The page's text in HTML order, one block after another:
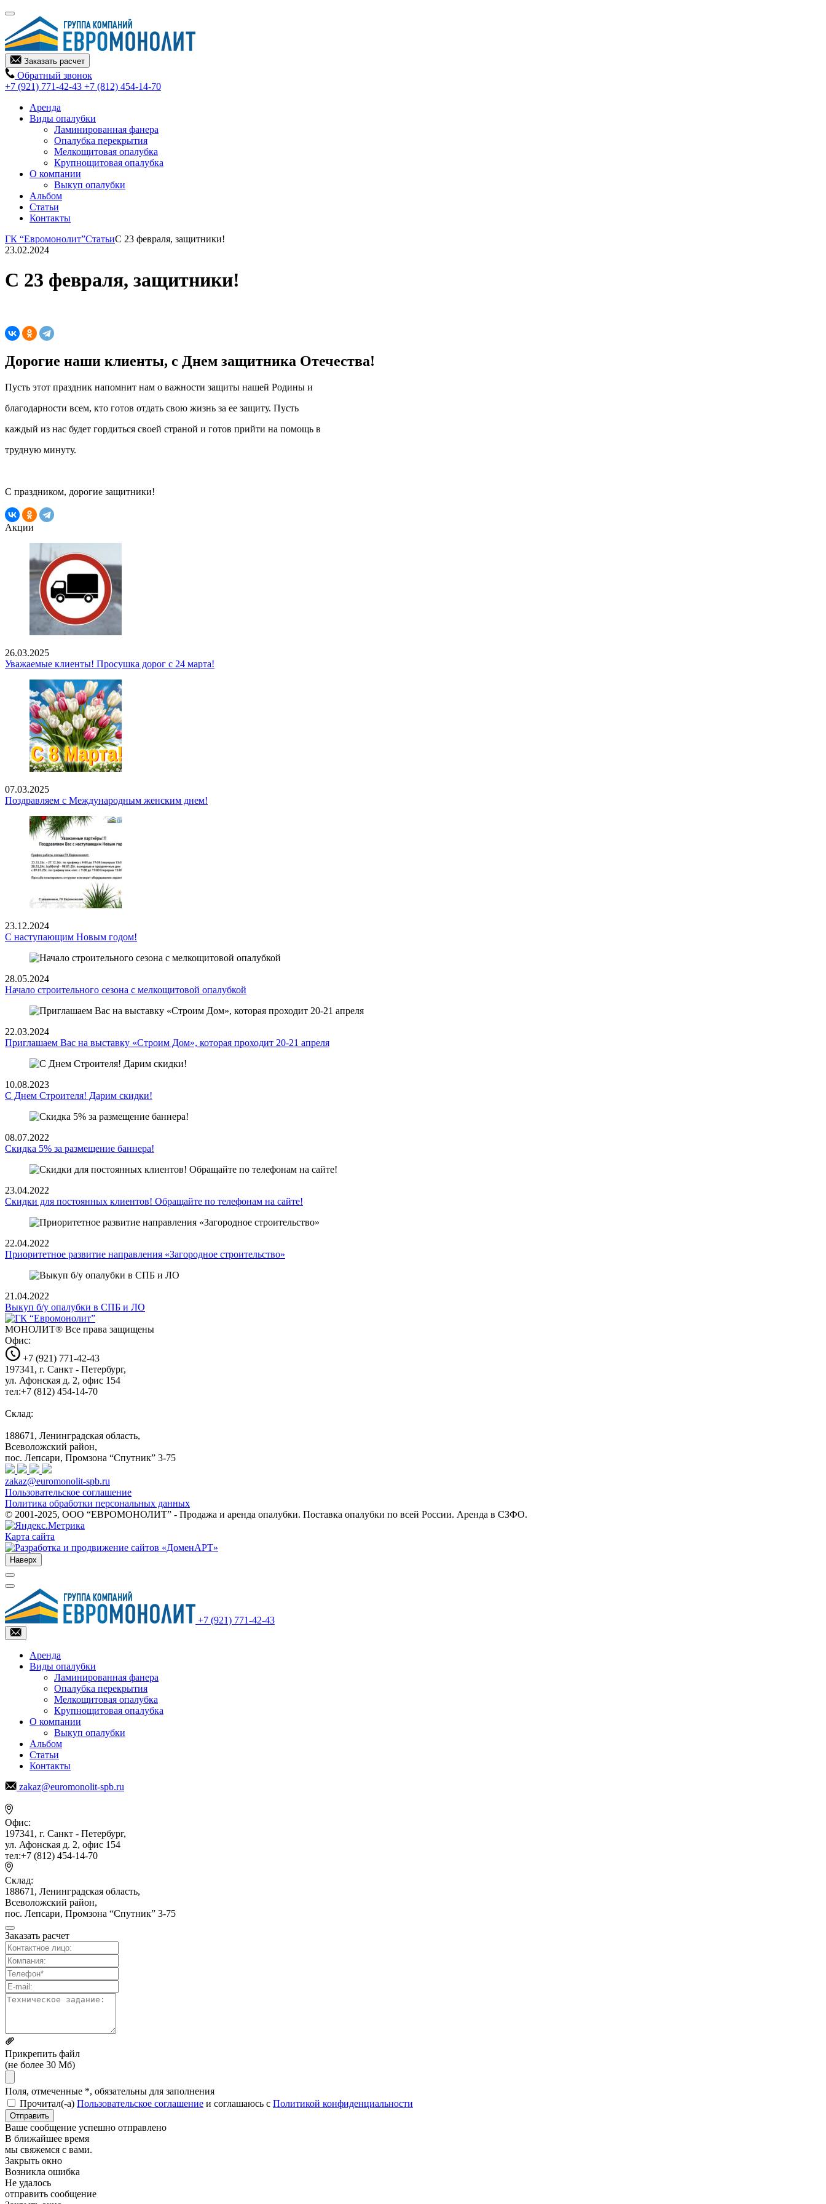
Заказать расчет
Обратный звонок
+7 (921) 771-42-43 +7 (812) 454-14-70
Аренда
Виды опалубки
Ламинированная фанера
Опалубка перекрытия
Мелкощитовая опалубка
Крупнощитовая опалубка
О компании
Выкуп опалубки
Альбом
Статьи
Контакты
ГК “Евромонолит”СтатьиС 23 февраля, защитники!
23.02.2024
С 23 февраля, защитники!
Дорогие наши клиенты, с Днем защитника Отечества!
Пусть этот праздник напомнит нам о важности защиты нашей Родины и
благодарности всем, кто готов отдать свою жизнь за ее защиту. Пусть
каждый из нас будет гордиться своей страной и готов прийти на помощь в
трудную минуту.
С праздником, дорогие защитники!
Акции
26.03.2025
Уважаемые клиенты! Просушка дорог с 24 марта!
07.03.2025
Поздравляем с Международным женским днем!
23.12.2024
С наступающим Новым годом!
28.05.2024
Начало строительного сезона с мелкощитовой опалубкой
22.03.2024
Приглашаем Вас на выставку «Строим Дом», которая проходит 20-21 апреля
10.08.2023
С Днем Строителя! Дарим скидки!
08.07.2022
Скидка 5% за размещение баннера!
23.04.2022
Скидки для постоянных клиентов! Обращайте по телефонам на сайте!
22.04.2022
Приоритетное развитие направления «Загородное строительство»
21.04.2022
Выкуп б/у опалубки в СПБ и ЛО
МОНОЛИТ® Все права защищены
Офис:
+7 (921) 771-42-43
197341, г. Санкт - Петербург,
ул. Афонская д. 2, офис 154
тел:+7 (812) 454-14-70
Склад:
188671, Ленинградская область,
Всеволожский район,
пос. Лепсари, Промзона “Спутник” 3-75
zakaz@euromonolit-spb.ru
Пользовательское соглашение
Политика обработки персональных данных
© 2001-2025, ООО “ЕВРОМОНОЛИТ” - Продажа и аренда опалубки. Поставка опалубки по всей России. Аренда в СЗФО.
Карта сайта
Наверх
+7 (921) 771-42-43
Аренда
Виды опалубки
Ламинированная фанера
Опалубка перекрытия
Мелкощитовая опалубка
Крупнощитовая опалубка
О компании
Выкуп опалубки
Альбом
Статьи
Контакты
zakaz@euromonolit-spb.ru
Офис:
197341, г. Санкт - Петербург,
ул. Афонская д. 2, офис 154
тел:+7 (812) 454-14-70
Склад:
188671, Ленинградская область,
Всеволожский район,
пос. Лепсари, Промзона “Спутник” 3-75
Заказать расчет
Прикрепить файл
(не более 30 Мб)
Поля, отмеченные *, обязательны для заполнения
Прочитал(-а) Пользовательское соглашение и соглашаюсь с Политикой конфиденциальности
Отправить
Ваше сообщение успешно отправлено
В ближайшее время
мы свяжемся с вами.
Закрыть окно
Возникла ошибка
Не удалось
отправить сообщение